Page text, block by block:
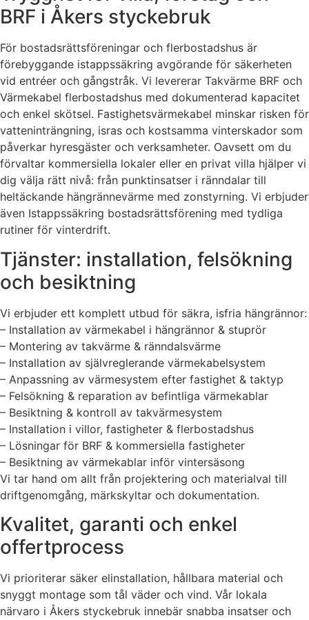
BRF i Åkers styckebruk
För bostadsrättsföreningar och flerbostadshus är
förebyggande istappssäkring avgörande för säkerheten
vid entréer och gångstråk. Vi levererar Takvärme BRF och
Värmekabel flerbostadshus med dokumenterad kapacitet
och enkel skötsel. Fastighetsvärmekabel minskar risken för
vatteninträngning, isras och kostsamma vinterskador som
påverkar hyresgäster och verksamheter. Oavsett om du
förvaltar kommersiella lokaler eller en privat villa hjälper vi
dig välja rätt nivå: från punktinsatser i ränndalar till
heltäckande hängrännevärme med zonstyrning. Vi erbjuder
även Istappssäkring bostadsrättsförening med tydliga
rutiner för vinterdrift.
Tjänster: installation, felsökning
och besiktning
Vi erbjuder ett komplett utbud för säkra, isfria hängrännor:
– Installation av värmekabel i hängrännor & stuprör
– Montering av takvärme & ränndalsvärme
– Installation av självreglerande värmekabelsystem
– Anpassning av värmesystem efter fastighet & taktyp
– Felsökning & reparation av befintliga värmekablar
– Besiktning & kontroll av takvärmesystem
– Installation i villor, fastigheter & flerbostadshus
– Lösningar för BRF & kommersiella fastigheter
– Besiktning av värmekablar inför vintersäsong
Vi tar hand om allt från projektering och materialval till
driftgenomgång, märkskyltar och dokumentation.
Kvalitet, garanti och enkel
offertprocess
Vi prioriterar säker elinstallation, hållbara material och
snyggt montage som tål väder och vind. Vår lokala
närvaro i Åkers styckebruk innebär snabba insatser och